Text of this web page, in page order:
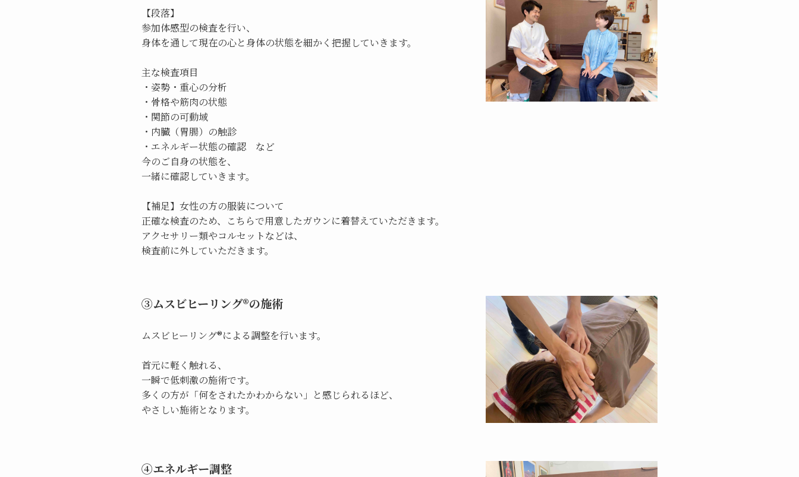
【段落】
参加体感型の検査を行い、
身体を通して現在の心と身体の状態を細かく把握していきます。
主な検査項目
・姿勢・重心の分析
・骨格や筋肉の状態
・関節の可動域
・内臓（胃腸）の触診
・エネルギー状態の確認 など
今のご自身の状態を、
一緒に確認していきます。
【補足】女性の方の服装について
正確な検査のため、こちらで用意したガウンに着替えていただきます。
アクセサリー類やコルセットなどは、
検査前に外していただきます。
③ムスビヒーリング®の施術
ムスビヒーリング®による調整を行います。
首元に軽く触れる、
一瞬で低刺激の施術です。
多くの方が「何をされたかわからない」と感じられるほど、
やさしい施術となります。
④エネルギー調整